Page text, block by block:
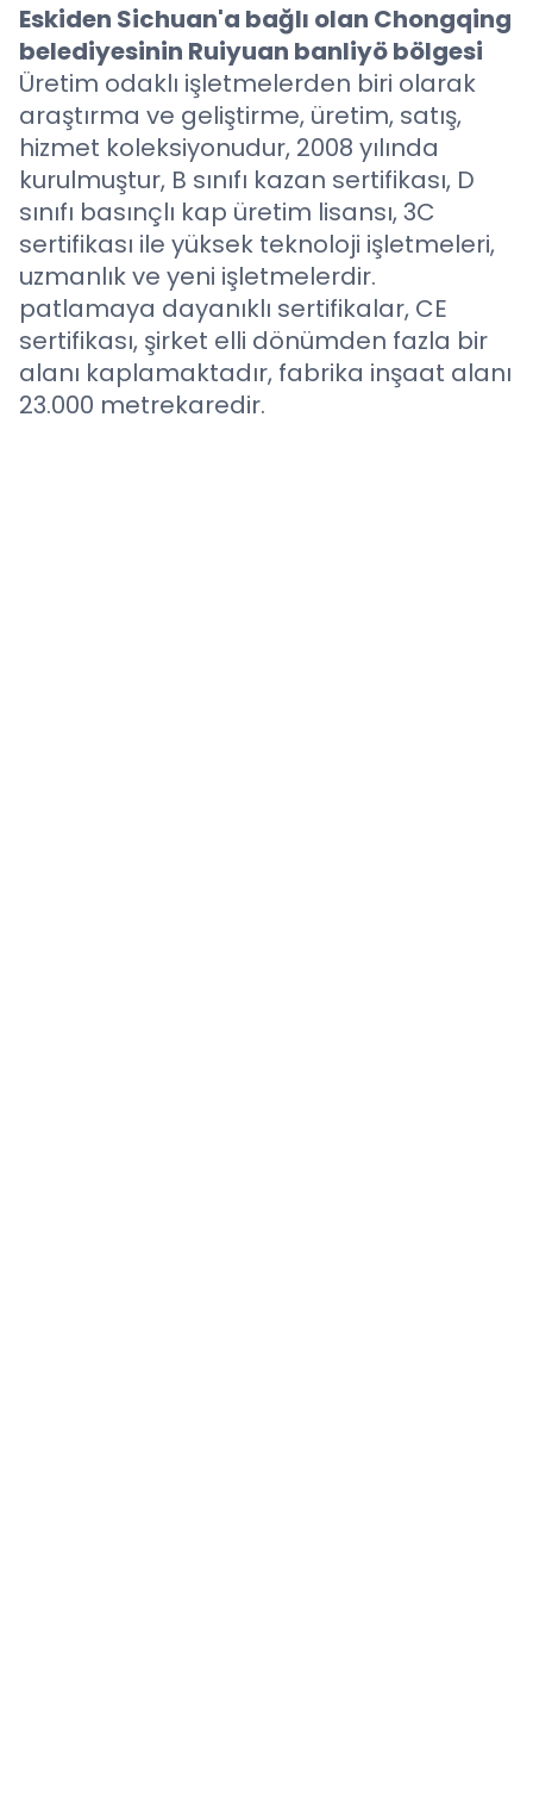
Eskiden Sichuan'a bağlı olan Chongqing
belediyesinin Ruiyuan banliyö bölgesi
Üretim odaklı işletmelerden biri olarak
araştırma ve geliştirme, üretim, satış,
hizmet koleksiyonudur, 2008 yılında
kurulmuştur, B sınıfı kazan sertifikası, D
sınıfı basınçlı kap üretim lisansı, 3C
sertifikası ile yüksek teknoloji işletmeleri,
uzmanlık ve yeni işletmelerdir.
patlamaya dayanıklı sertifikalar, CE
sertifikası, şirket elli dönümden fazla bir
alanı kaplamaktadır, fabrika inşaat alanı
23.000 metrekaredir.